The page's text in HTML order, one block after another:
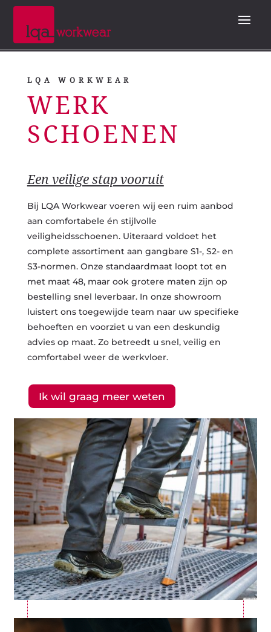
LQA WORKWEAR
WERK
SCHOENEN
Een veilige stap vooruit
Bij LQA Workwear voeren wij een ruim aanbod
aan comfortabele én stijlvolle
veiligheidsschoenen. Uiteraard voldoet het
complete assortiment aan gangbare S1-, S2- en
S3-normen. Onze standaardmaat loopt tot en
met maat 48, maar ook grotere maten zijn op
bestelling snel leverbaar. In onze showroom
luistert ons toegewijde team naar uw specifieke
behoeften en voorziet u van een deskundig
advies op maat. Zo betreedt u snel, veilig en
comfortabel weer de werkvloer.
Ik wil graag meer weten